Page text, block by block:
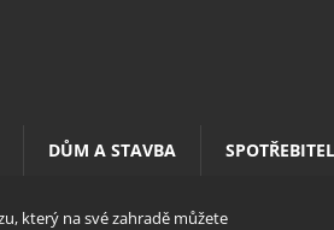
DŮM A STAVBA SPOTŘEBITEL
který na své zahradě můžete